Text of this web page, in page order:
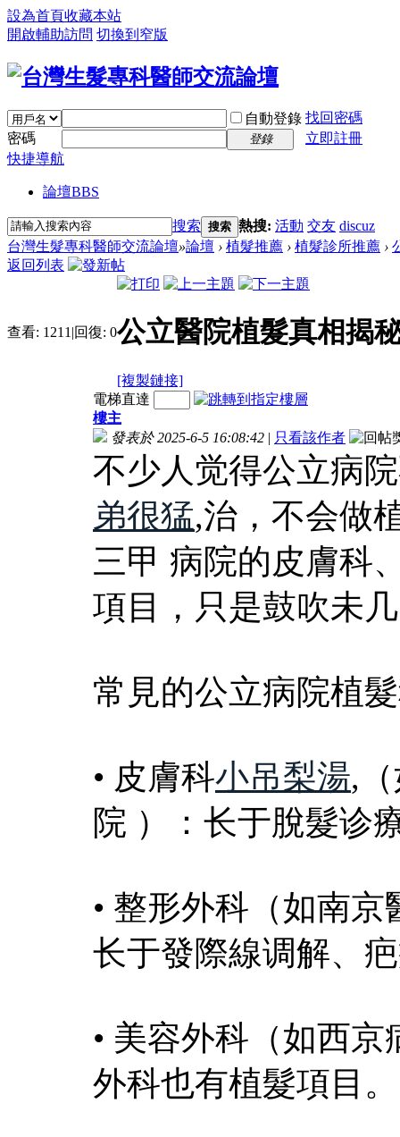
設為首頁收藏本站
開啟輔助訪問 切換到窄版
自動登錄 找回密碼
密碼
登錄
立即註冊
快捷導航
論壇BBS
搜索 搜索 熱搜: 活動 交友 discuz
台灣生髮專科醫師交流論壇»論壇 › 植髮推薦 › 植髮診所推薦 ›
返回列表
查看: 1211 |回復: 0公立醫院植髮真相揭
[複製鏈接]
電梯直達
樓主
發表於 2025-6-5 16:08:42 | 只看該作者
不少人觉得公立病
弟很猛,治，不会做
三甲 病院的皮膚科
項目，只是鼓吹未
常見的公立病院植
• 皮膚科小吊梨湯,
院 ）：长于脫髮诊
• 整形外科（如南
长于發際線调解、
• 美容外科（如西
外科也有植髮項目。